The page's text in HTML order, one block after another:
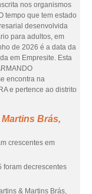
nos organismos
tempo que tem estado
desenvolvida
para adultos, em
de 2026 é a data da
em Empresite. Esta
encontra na
e pertence ao distrito
Brás,
crescentes em
foram decrescentes
& Martins Brás,